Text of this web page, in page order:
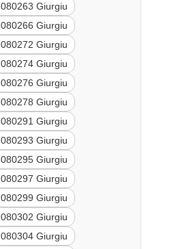
080263 Giurgiu
080266 Giurgiu
080272 Giurgiu
080274 Giurgiu
080276 Giurgiu
080278 Giurgiu
080291 Giurgiu
080293 Giurgiu
080295 Giurgiu
080297 Giurgiu
080299 Giurgiu
080302 Giurgiu
080304 Giurgiu